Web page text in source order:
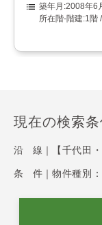
2008年6
1階
現在の検索
沿 線｜ 【千代田
条 件｜ 物件種別